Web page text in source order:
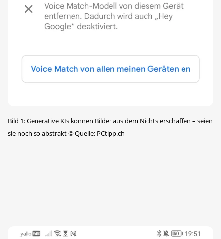
Bild 1: Generative KIs können Bilder aus dem Nichts erschaffen – seien
sie noch so abstrakt©Quelle: PCtipp.ch